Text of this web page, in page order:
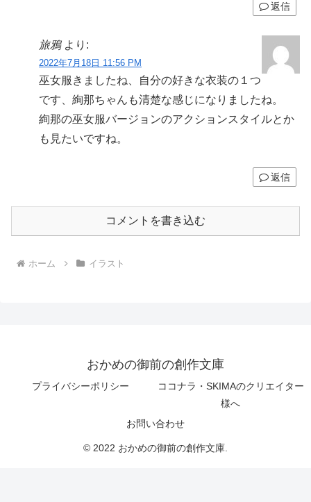
返信
旅鴉 より:
2022年7月18日 11:56 PM
巫女服きましたね、自分の好きな衣装の１つ
です、絢那ちゃんも清楚な感じになりましたね。
絢那の巫女服バージョンのアクションスタイルとか
も見たいですね。
返信
コメントを書き込む
ホーム イラスト
おかめの御前の創作文庫
プライバシーポリシー
ココナラ・SKIMAのクリエイター
様へ
お問い合わせ
© 2022 おかめの御前の創作文庫.